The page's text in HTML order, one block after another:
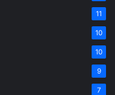
11
10
10
9
7